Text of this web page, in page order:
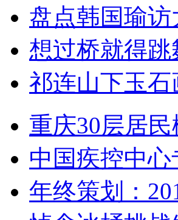
盘点韩国瑜访
想过桥就得跳
祁连山下玉
重庆30层居
中国疾控中
年终策划：